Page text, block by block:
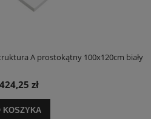
A prostokątny 100x120cm biały
zł
KOSZYKA